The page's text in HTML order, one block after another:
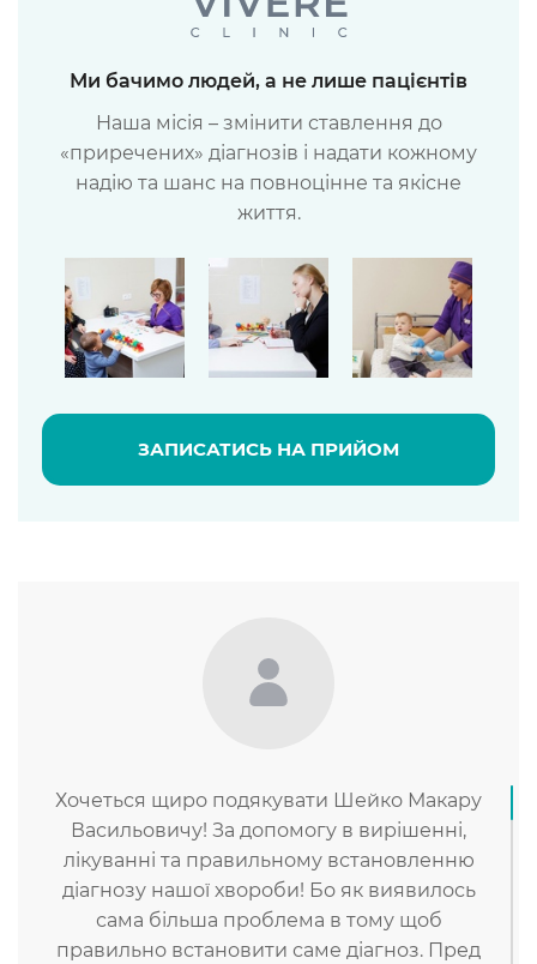
Ми бачимо людей, а не лише пацієнтів
Наша місія – змінити ставлення до
«приречених» діагнозів і надати кожному
надію та шанс на повноцінне та якісне
життя.
ЗАПИСАТИСЬ НА ПРИЙОМ
Хочеться щиро подякувати Шейко Макару
Васильовичу! За допомогу в вирішенні,
лікуванні та правильному встановленню
діагнозу нашої хвороби! Бо як виявилось
сама більша проблема в тому щоб
правильно встановити саме діагноз. Пред